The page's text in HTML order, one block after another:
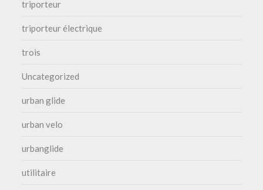
triporteur
triporteur électrique
trois
Uncategorized
urban glide
urban velo
urbanglide
utilitaire